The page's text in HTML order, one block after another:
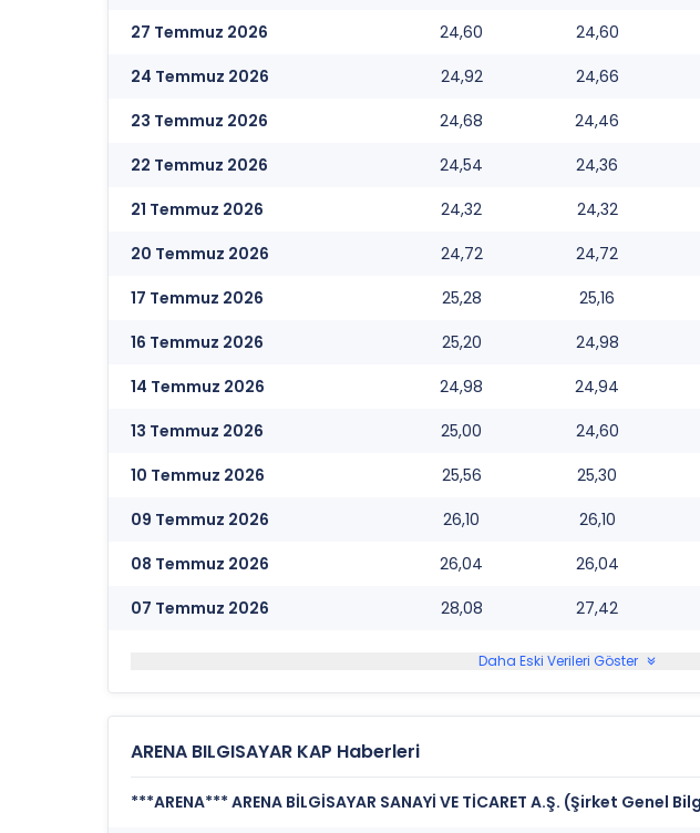
27 Temmuz 2026
24,60 24,60
24 Temmuz 2026
24,92 24,66
23 Temmuz 2026
24,68 24,46
22 Temmuz 2026
24,54 24,36
21 Temmuz 2026
24,32 24,32
20 Temmuz 2026
24,72 24,72
17 Temmuz 2026
25,28 25,16
16 Temmuz 2026
25,20 24,98
14 Temmuz 2026
24,98 24,94
13 Temmuz 2026
25,00 24,60
10 Temmuz 2026
25,56 25,30
09 Temmuz 2026
26,10 26,10
08 Temmuz 2026
26,04 26,04
07 Temmuz 2026
28,08 27,42
Daha Eski Verileri Göster
ARENA BILGISAYAR KAP Haberleri
***ARENA*** ARENA BİLGİSAYAR SANAYİ VE TİCARET A.Ş. (Şirket Genel